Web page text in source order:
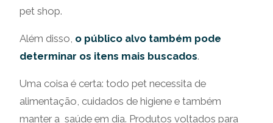
pet shop.
Além disso, o público alvo também pode
determinar os itens mais buscados.
Uma coisa é certa: todo pet necessita de
alimentação, cuidados de higiene e também
manter a saúde em dia. Produtos voltados para